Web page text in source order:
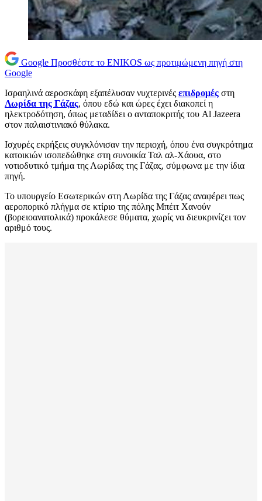
Google Προσθέστε το ENIKOS ως προτιμώμενη πηγή στη
Google
Ισραηλινά αεροσκάφη εξαπέλυσαν νυχτερινές επιδρομές στη
Λωρίδα της Γάζας, όπου εδώ και ώρες έχει διακοπεί η
ηλεκτροδότηση, όπως μεταδίδει ο ανταποκριτής του Al Jazeera
στον παλαιστινιακό θύλακα.
Ισχυρές εκρήξεις συγκλόνισαν την περιοχή, όπου ένα συγκρότημα
κατοικιών ισοπεδώθηκε στη συνοικία Ταλ αλ-Χάουα, στο
νοτιοδυτικό τμήμα της Λωρίδας της Γάζας, σύμφωνα με την ίδια
πηγή.
Το υπουργείο Εσωτερικών στη Λωρίδα της Γάζας αναφέρει πως
αεροπορικό πλήγμα σε κτίριο της πόλης Μπέιτ Χανούν
(βορειοανατολικά) προκάλεσε θύματα, χωρίς να διευκρινίζει τον
αριθμό τους.